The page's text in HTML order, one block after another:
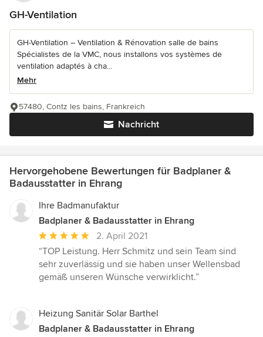
GH-Ventilation
GH-Ventilation – Ventilation & Rénovation salle de bains
Spécialistes de la VMC, nous installons vos systèmes de
ventilation adaptés à cha...
Mehr
Nachricht
57480, Contz les bains, Frankreich
Hervorgehobene Bewertungen für Badplaner &
Badausstatter in Ehrang
Ihre Badmanufaktur
Badplaner & Badausstatter in Ehrang
Durchschnittliche
Bewertung:
5
von
2. April 2021
“TOP Leistung. Herr Schmitz und sein Team sind
sehr zuverlässig und sie haben unser Wellensbad
gemäß unseren Wünsche verwirklicht.”
Heizung Sanitär Solar Barthel
Badplaner & Badausstatter in Ehrang